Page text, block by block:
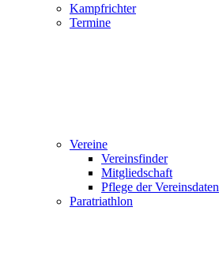
Kampfrichter
Termine
Vereine
Vereinsfinder
Mitgliedschaft
Pflege der Vereinsdaten
Paratriathlon